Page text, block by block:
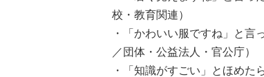
校・教育関連）
・「かわいい服ですね」と
／団体・公益法人・官公庁）
・「知識がすごい」とほめた